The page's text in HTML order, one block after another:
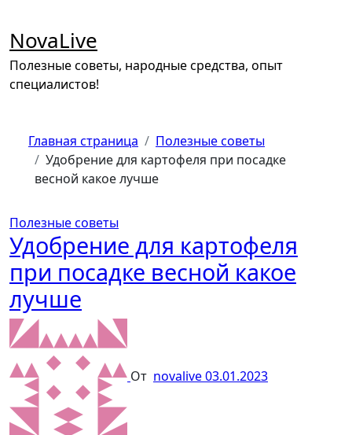
содержимому
NovaLive
Полезные советы, народные средства, опыт
специалистов!
Главная страница
Полезные советы
Удобрение для картофеля при посадке
весной какое лучше
Полезные советы
Удобрение для картофеля
при посадке весной какое
лучше
От novalive03.01.2023